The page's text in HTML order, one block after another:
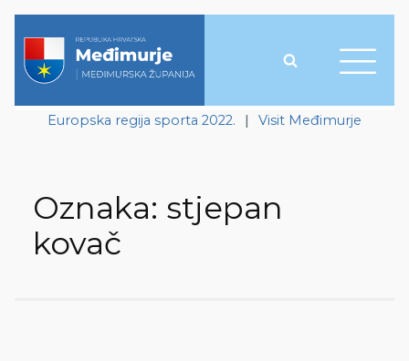
Europska regija sporta 2022. | Visit Međimurje
Oznaka: stjepan
kovač